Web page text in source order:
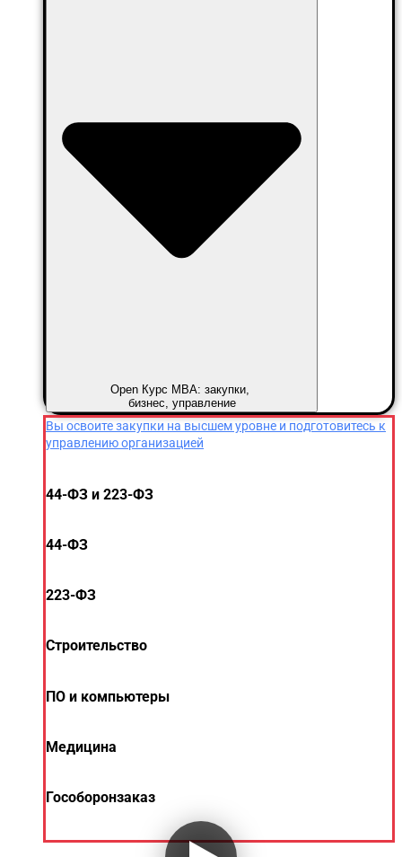
Open Курс MBA: закупки,
бизнес, управление
Вы освоите закупки на высшем уровне и подготовитесь к
управлению организацией
44-ФЗ и 223-ФЗ
44-ФЗ
223-ФЗ
Строительство
ПО и компьютеры
Медицина
Гособоронзаказ